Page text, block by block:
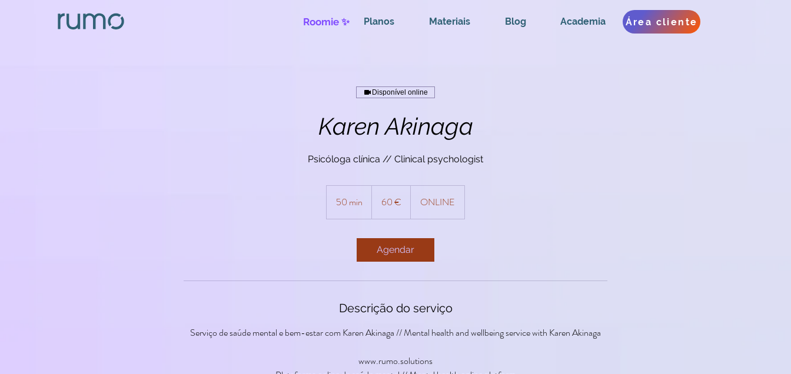
Planos Materiais Blog Academia
Roomie ✨ Área cliente
Disponível online
Karen Akinaga
Psicóloga clínica // Clinical psychologist
50 min
0
n
60 € ONLINE
Agendar
Descrição do serviço
Serviço de saúde mental e bem-estar com Karen Akinaga // Mental health and wellbeing service with Karen Akinaga
www.rumo.solutions